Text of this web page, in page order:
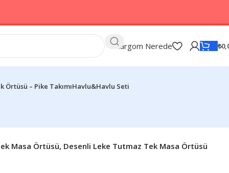
Kargom Nerede ₺
Örtüsü – Pike TakımıHavlu&Havlu Seti
Masa Örtüsü, Desenli Leke Tutmaz Tek Masa Örtüsü